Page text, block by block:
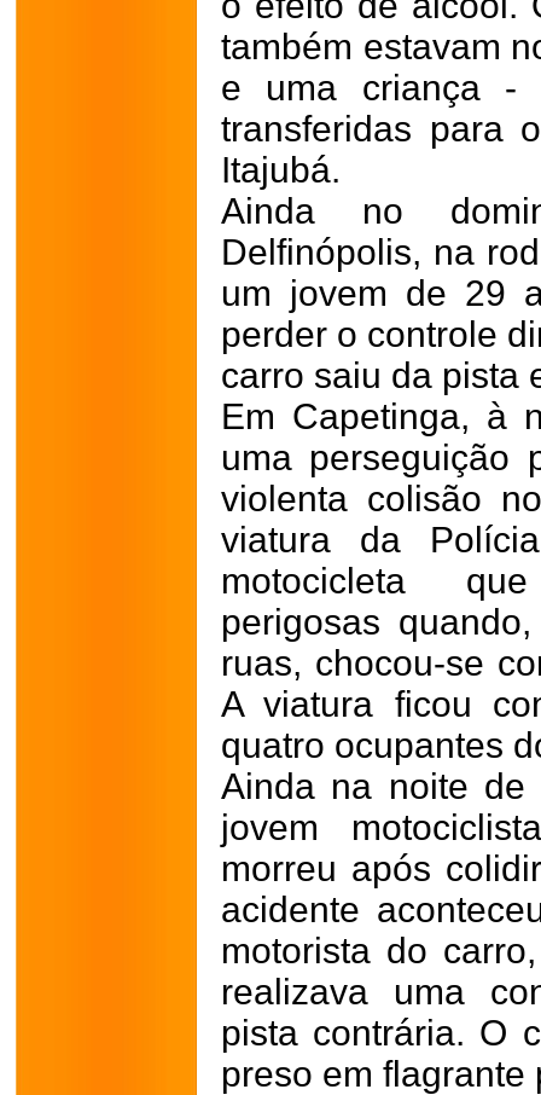
também estavam
e uma criança -
transferidas para
Itajubá.
Ainda no
Delfinópolis, na
um jovem de 29
perder o controle
carro saiu da pista
Em Capetinga, à
uma perseguição
violenta colisão
viatura da
motocicleta
perigosas
ruas, chocou-se
A viatura ficou
quatro ocupantes
Ainda na noite de
jovem
morreu após
acidente
motorista do
realizava uma
pista contrária. O
preso em